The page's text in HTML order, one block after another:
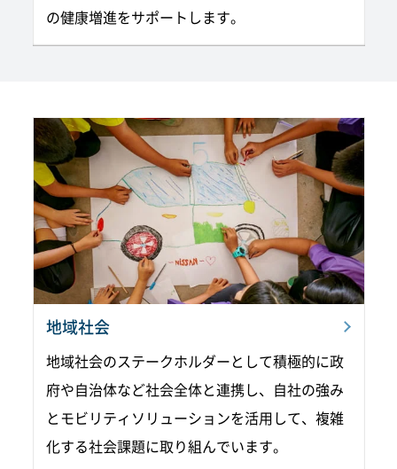
の健康増進をサポートします。
地域社会
地域社会のステークホルダーとして積極的に政
府や自治体など社会全体と連携し、自社の強み
とモビリティソリューションを活用して、複雑
化する社会課題に取り組んでいます。